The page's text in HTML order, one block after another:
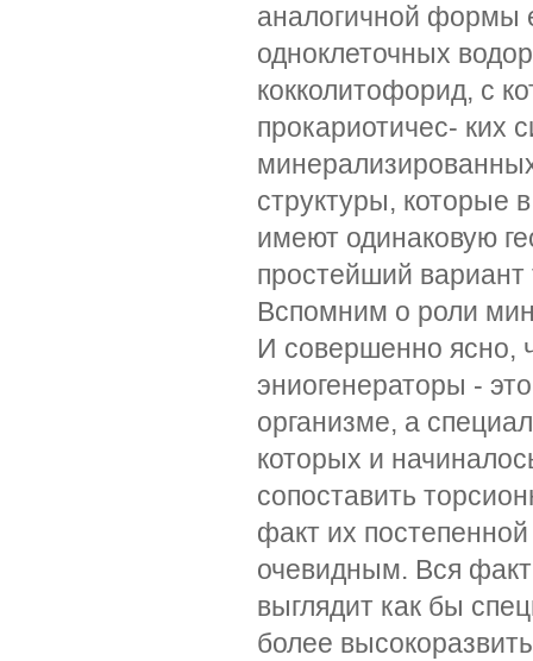
аналогичной формы
одноклеточных
кокколитофорид, с
прокариотичес- ких
структуры, которые
имеют одинаковую
простейший вариант
Вспомним о роли
И совершенно ясно,
эниогенераторы -
организме, а
которых и
сопоставить
факт их
очевидным. Вся
выглядит как бы
более